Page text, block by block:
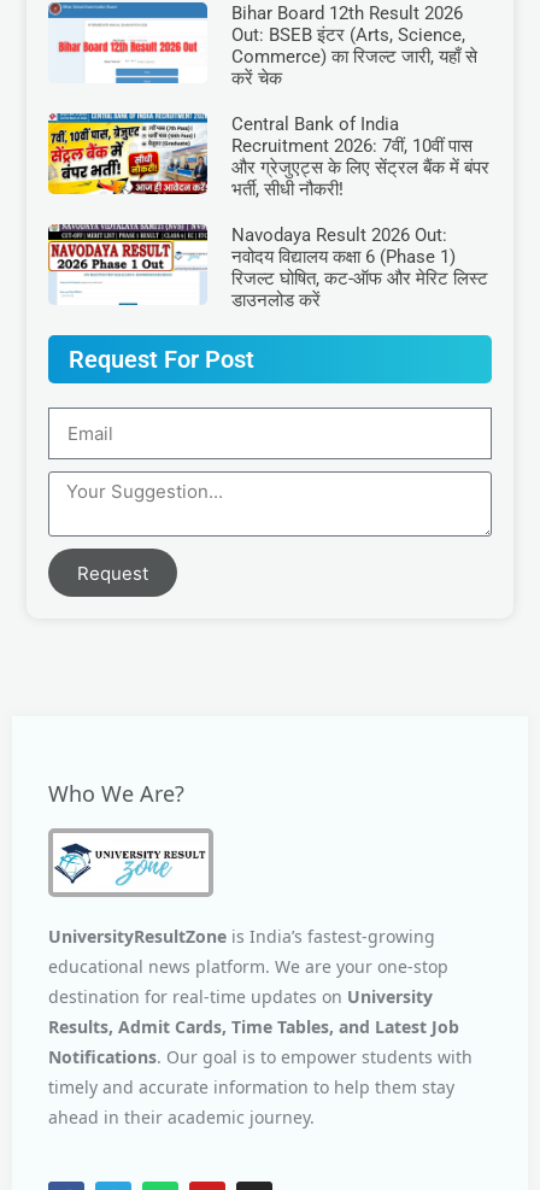
Bihar Board 12th Result 2026
Out: BSEB इंटर (Arts, Science,
Commerce) का रिजल्ट जारी, यहाँ से
करें चेक
Central Bank of India
Recruitment 2026: 7वीं, 10वीं पास
और ग्रेजुएट्स के लिए सेंट्रल बैंक में बंपर
भर्ती, सीधी नौकरी!
Navodaya Result 2026 Out:
नवोदय विद्यालय कक्षा 6 (Phase 1)
रिजल्ट घोषित, कट-ऑफ और मेरिट लिस्ट
डाउनलोड करें
Request For Post
Request
Who We Are?
UniversityResultZone is India’s fastest-growing
educational news platform. We are your one-stop
destination for real-time updates on University
Results, Admit Cards, Time Tables, and Latest Job
Notifications. Our goal is to empower students with
timely and accurate information to help them stay
ahead in their academic journey.